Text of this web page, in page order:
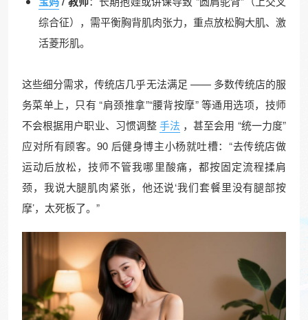
综合征），需平衡胸背肌肉张力，重点放松胸大肌、激
活菱形肌。​
这些细分需求，传统店几乎无法满足 —— 多数传统店的服
务菜单上，只有 “肩颈推拿”“腰背按摩” 等通用选项，技师
不会根据用户职业、习惯调整手法 ，甚至会用 “统一力度”
应对所有顾客。90 后健身博主小杨就吐槽：“去传统店做
运动后放松，技师不管我哪里酸痛，都按固定流程揉肩
颈，我说大腿肌肉紧张，他还说‘我们套餐里没有腿部按
摩’，太死板了。”​